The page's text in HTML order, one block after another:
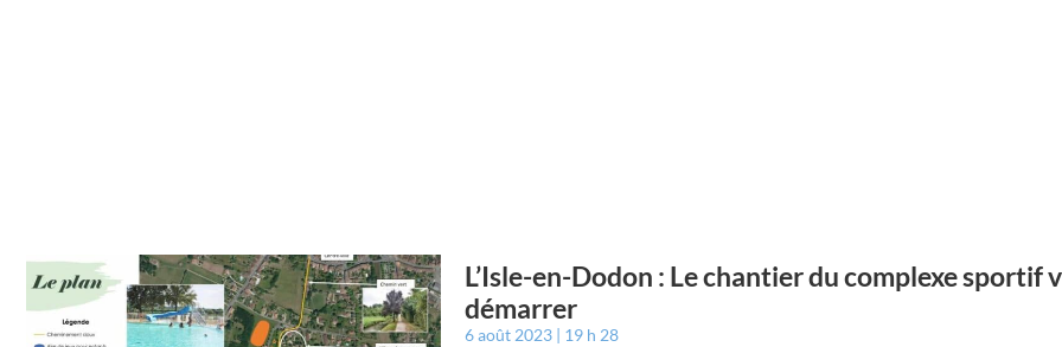
L’Isle-en-Dodon : Le chantier du complexe sportif
démarrer
6 août 2023 19 h 28